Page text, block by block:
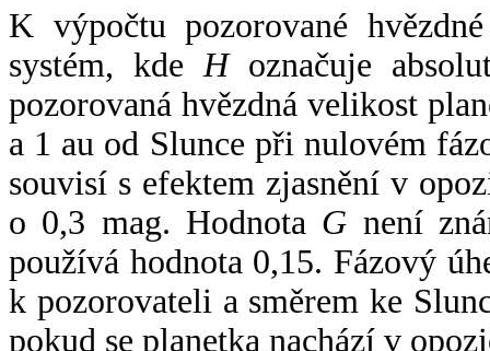
K výpočtu pozorované
systém, kde Hoznačuje
pozorovaná hvězdná velikost
a 1 au od Slunce při nulovém
souvisí s efektem zjasnění v
o 0,3 mag. Hodnota G není
používá hodnota 0,15. Fázový
k pozorovateli a směrem ke
pokud se planetka nachází v